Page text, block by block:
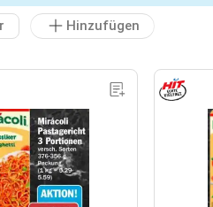
Hinzufügen